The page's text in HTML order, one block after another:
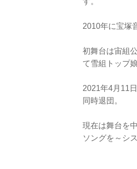
2010年に宝塚
初舞台は宙組
て雪組トップ
2021年4月11
同時退団。
現在は舞台を
ソングを～シ